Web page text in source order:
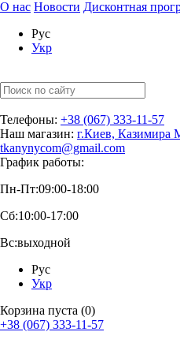
О нас Новости Дисконтная
Рус
Укр
Телефоны: +38 (067) 333-11-57
Наш магазин: г.Киев, Казимира
tkanynycom@gmail.com
График работы:
Пн-Пт:09:00-18:00
Сб:10:00-17:00
Вс:выходной
Рус
Укр
Корзина пуста (0)
+38 (067) 333-11-57